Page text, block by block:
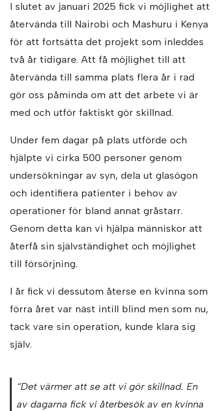
I slutet av januari 2025 fick vi möjlighet att
återvända till Nairobi och Mashuru i Kenya
för att fortsätta det projekt som inleddes
två år tidigare. Att få möjlighet till att
återvända till samma plats flera år i rad
gör oss påminda om att det arbete vi är
med och utför faktiskt gör skillnad.
Under fem dagar på plats utförde och
hjälpte vi cirka 500 personer genom
undersökningar av syn, dela ut glasögon
och identifiera patienter i behov av
operationer för bland annat gråstarr.
Genom detta kan vi hjälpa människor att
återfå sin självständighet och möjlighet
till försörjning.
I år fick vi dessutom återse en kvinna som
förra året var näst intill blind men som nu,
tack vare sin operation, kunde klara sig
själv.
“Det värmer att se att vi gör skillnad. En
av dagarna fick vi återbesök av en kvinna